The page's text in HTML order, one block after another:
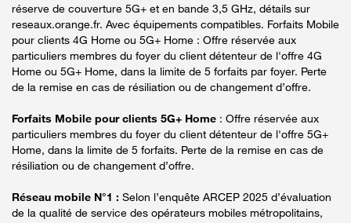
réserve de couverture 5G+ et en bande 3,5 GHz, détails sur
reseaux.orange.fr. Avec équipements compatibles. Forfaits Mobile
pour clients 4G Home ou 5G+ Home : Offre réservée aux
particuliers membres du foyer du client détenteur de l'offre 4G
Home ou 5G+ Home, dans la limite de 5 forfaits par foyer. Perte
de la remise en cas de résiliation ou de changement d’offre.
Forfaits Mobile pour clients 5G+ Home : Offre réservée aux
particuliers membres du foyer du client détenteur de l'offre 5G+
Home, dans la limite de 5 forfaits. Perte de la remise en cas de
résiliation ou de changement d’offre.
Réseau mobile N°1 : Selon l’enquête ARCEP 2025 d’évaluation
de la qualité de service des opérateurs mobiles métropolitains,